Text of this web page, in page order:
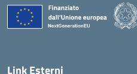
Link Esterni